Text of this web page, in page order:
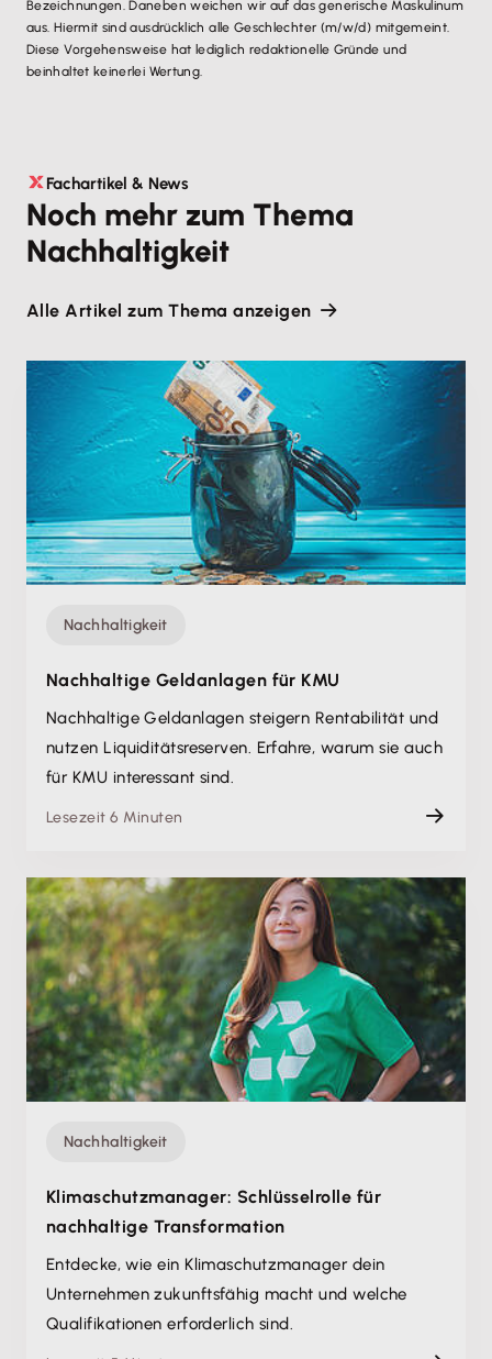
Bezeichnungen. Daneben weichen wir auf das generische Maskulinum
aus. Hiermit sind ausdrücklich alle Geschlechter (m/w/d) mitgemeint.
Diese Vorgehensweise hat lediglich redaktionelle Gründe und
beinhaltet keinerlei Wertung.
Fachartikel & News
Noch mehr zum Thema
Nachhaltigkeit
Alle Artikel zum Thema anzeigen
Nachhaltigkeit
Nachhaltige Geldanlagen für KMU
Nachhaltige Geldanlagen steigern Rentabilität und
nutzen Liquiditätsreserven. Erfahre, warum sie auch
für KMU interessant sind.
Lesezeit 6 Minuten
Nachhaltigkeit
Klimaschutzmanager: Schlüsselrolle für
nachhaltige Transformation
Entdecke, wie ein Klimaschutzmanager dein
Unternehmen zukunftsfähig macht und welche
Qualifikationen erforderlich sind.